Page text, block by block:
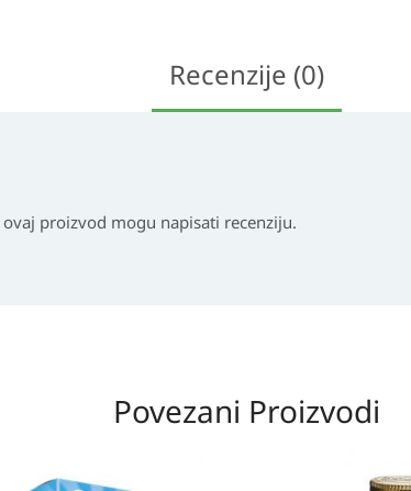
Recenzije (0)
proizvod mogu napisati recenziju.
Povezani Proizvodi